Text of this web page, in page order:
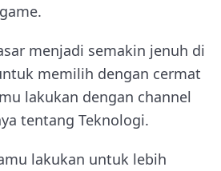
menjadi semakin jenuh di
memilih dengan cermat
lakukan dengan channel
tentang Teknologi.
lakukan untuk lebih